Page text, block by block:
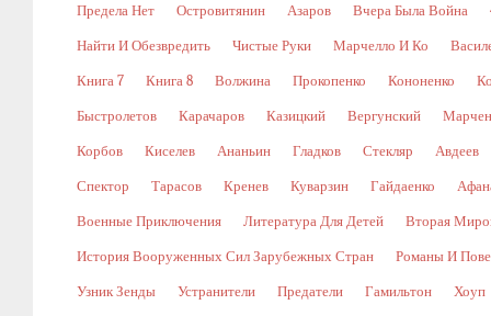
Предела Нет Островитянин Азаров Вчера Была Война
Найти И Обезвредить Чистые Руки Марчелло И Ко
Книга 7 Книга 8 Волжина Прокопенко Кононенко
Быстролетов Карачаров Казицкий Вергунский
Корбов Киселев Ананьин Гладков Стекляр Авдеев
Спектор Тарасов Кренев Куварзин Гайдаенко
Военные Приключения Литература Для Детей Вторая
История Вооруженных Сил Зарубежных Стран Романы И
Узник Зенды Устранители Предатели Гамильтон Хоуп